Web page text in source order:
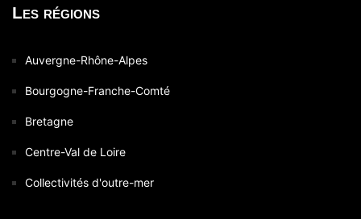
Les régions
Auvergne-Rhône-Alpes
Bourgogne-Franche-Comté
Bretagne
Centre-Val de Loire
Collectivités d'outre-mer